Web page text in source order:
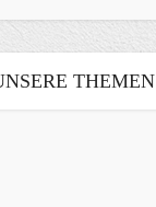
THEMEN